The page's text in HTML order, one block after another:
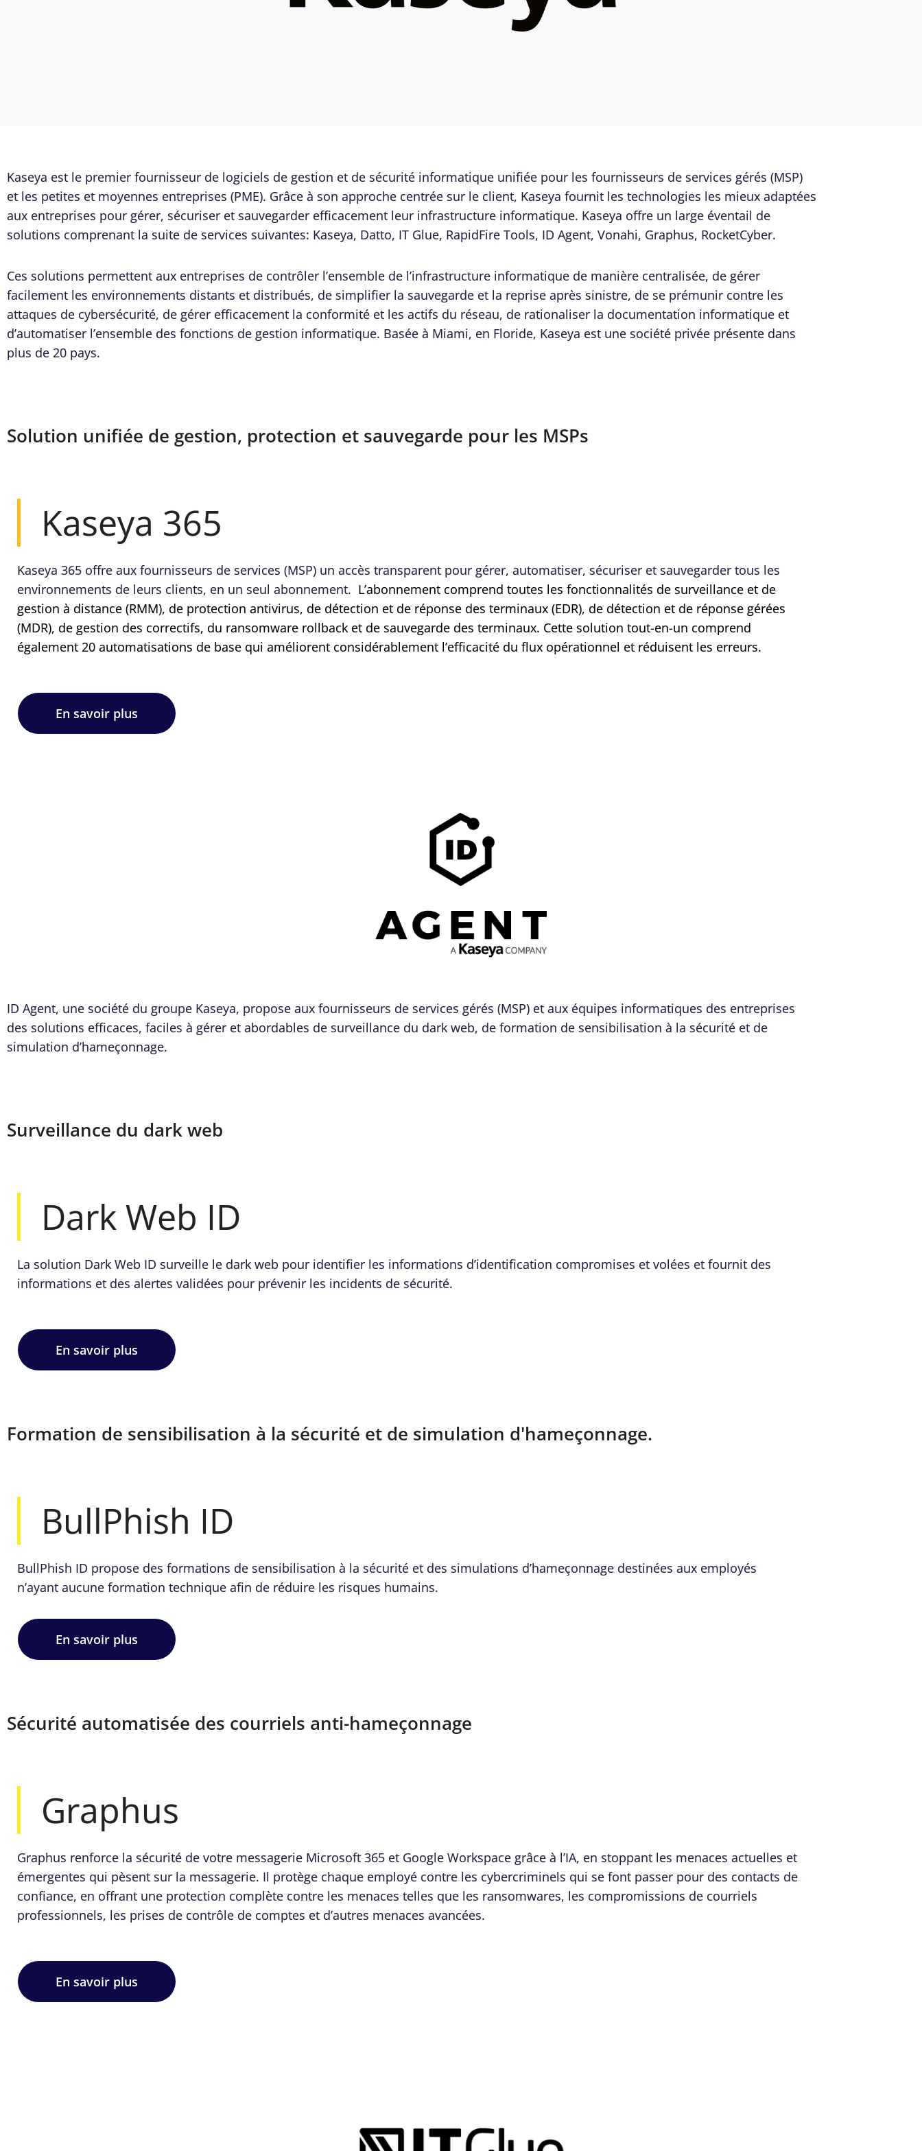
Kaseya est le premier fournisseur de logiciels de gestion et de sécurité informatique unifiée pour les fournisseurs de services gérés (MSP)
et les petites et moyennes entreprises (PME). Grâce à son approche centrée sur le client, Kaseya fournit les technologies les mieux adaptées
aux entreprises pour gérer, sécuriser et sauvegarder efficacement leur infrastructure informatique. Kaseya offre un large éventail de
solutions comprenant la suite de services suivantes: Kaseya, Datto, IT Glue, RapidFire Tools, ID Agent, Vonahi, Graphus, RocketCyber.
Ces solutions permettent aux entreprises de contrôler l’ensemble de l’infrastructure informatique de manière centralisée, de gérer
facilement les environnements distants et distribués, de simplifier la sauvegarde et la reprise après sinistre, de se prémunir contre les
attaques de cybersécurité, de gérer efficacement la conformité et les actifs du réseau, de rationaliser la documentation informatique et
d’automatiser l’ensemble des fonctions de gestion informatique. Basée à Miami, en Floride, Kaseya est une société privée présente dans
plus de 20 pays.
Solution unifiée de gestion, protection et sauvegarde pour les MSPs
Kaseya 365
Kaseya 365 offre aux fournisseurs de services (MSP) un accès transparent pour gérer, automatiser, sécuriser et sauvegarder tous les
environnements de leurs clients, en un seul abonnement. L’abonnement comprend toutes les fonctionnalités de surveillance et de
gestion à distance (RMM), de protection antivirus, de détection et de réponse des terminaux (EDR), de détection et de réponse gérées
(MDR), de gestion des correctifs, du ransomware rollback et de sauvegarde des terminaux. Cette solution tout-en-un comprend
également 20 automatisations de base qui améliorent considérablement l’efficacité du flux opérationnel et réduisent les erreurs.
En savoir plus
ID Agent, une société du groupe Kaseya, propose aux fournisseurs de services gérés (MSP) et aux équipes informatiques des entreprises
des solutions efficaces, faciles à gérer et abordables de surveillance du dark web, de formation de sensibilisation à la sécurité et de
simulation d’hameçonnage.
Surveillance du dark web
Dark Web ID
La solution Dark Web ID surveille le dark web pour identifier les informations d’identification compromises et volées et fournit des
informations et des alertes validées pour prévenir les incidents de sécurité.
En savoir plus
Formation de sensibilisation à la sécurité et de simulation d'hameçonnage.
BullPhish ID
BullPhish ID propose des formations de sensibilisation à la sécurité et des simulations d’hameçonnage destinées aux employés
n’ayant aucune formation technique afin de réduire les risques humains.
En savoir plus
Sécurité automatisée des courriels anti-hameçonnage
Graphus
Graphus renforce la sécurité de votre messagerie Microsoft 365 et Google Workspace grâce à l’IA, en stoppant les menaces actuelles et
émergentes qui pèsent sur la messagerie. Il protège chaque employé contre les cybercriminels qui se font passer pour des contacts de
confiance, en offrant une protection complète contre les menaces telles que les ransomwares, les compromissions de courriels
professionnels, les prises de contrôle de comptes et d’autres menaces avancées.
En savoir plus